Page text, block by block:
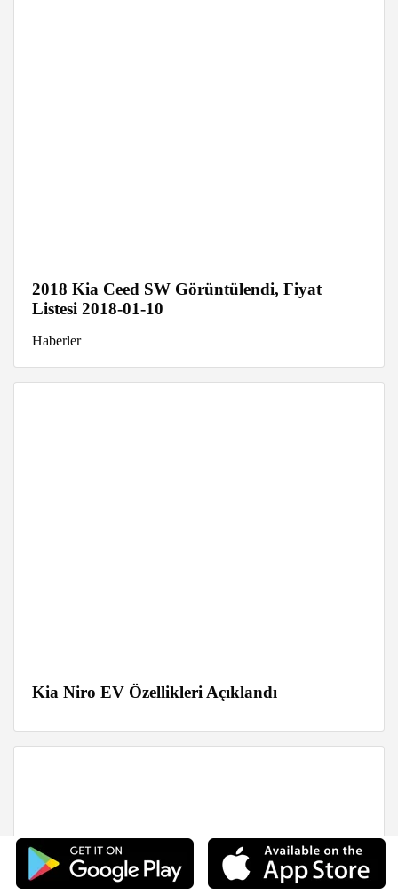
2018 Kia Ceed SW Görüntülendi, Fiyat
Listesi 2018-01-10
Haberler
Kia Niro EV Özellikleri Açıklandı